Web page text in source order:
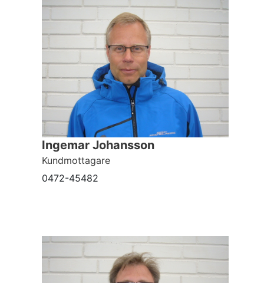
Ingemar Johansson
Kundmottagare
0472-45482